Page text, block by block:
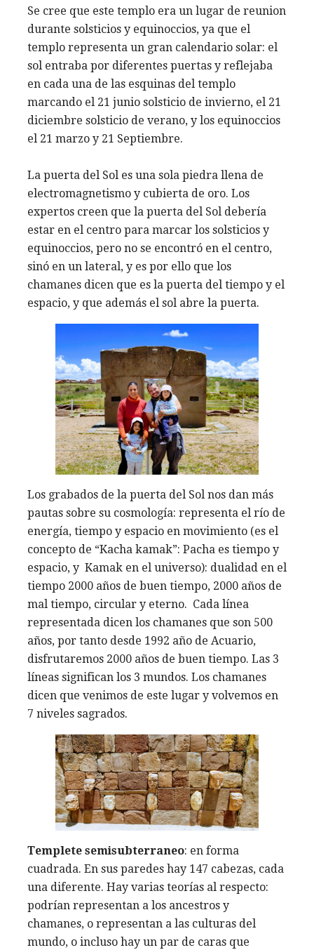
Se cree que este templo era un lugar de reunion
durante solsticios y equinoccios, ya que el
templo representa un gran calendario solar: el
sol entraba por diferentes puertas y reflejaba
en cada una de las esquinas del templo
marcando el 21 junio solsticio de invierno, el 21
diciembre solsticio de verano, y los equinoccios
el 21 marzo y 21 Septiembre.
La puerta del Sol es una sola piedra llena de
electromagnetismo y cubierta de oro. Los
expertos creen que la puerta del Sol debería
estar en el centro para marcar los solsticios y
equinoccios, pero no se encontró en el centro,
sinó en un lateral, y es por ello que los
chamanes dicen que es la puerta del tiempo y el
espacio, y que además el sol abre la puerta.
Los grabados de la puerta del Sol nos dan más
pautas sobre su cosmología: representa el río de
energía, tiempo y espacio en movimiento (es el
concepto de “Kacha kamak”: Pacha es tiempo y
espacio, y Kamak en el universo): dualidad en el
tiempo 2000 años de buen tiempo, 2000 años de
mal tiempo, circular y eterno. Cada línea
representada dicen los chamanes que son 500
años, por tanto desde 1992 año de Acuario,
disfrutaremos 2000 años de buen tiempo. Las 3
líneas significan los 3 mundos. Los chamanes
dicen que venimos de este lugar y volvemos en
7 niveles sagrados.
Templete semisubterraneo: en forma
cuadrada. En sus paredes hay 147 cabezas, cada
una diferente. Hay varias teorías al respecto:
podrían representan a los ancestros y
chamanes, o representan a las culturas del
mundo, o incluso hay un par de caras que